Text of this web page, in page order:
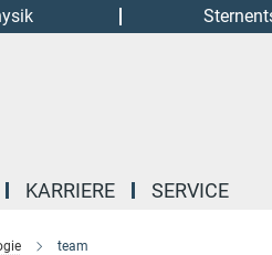
KARRIERE SERVICE
team